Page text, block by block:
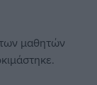
μαθητών